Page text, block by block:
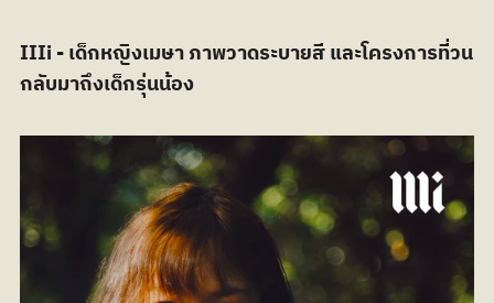
IIIi - เด็กหญิงเมษา ภาพวาดระบายสี และโครงการที่วน
กลับมาถึงเด็กรุ่นน้อง